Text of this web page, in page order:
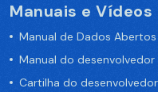
Manuais e Vídeos
Manual de Dados
Manual do desenvolvedor
Cartilha do